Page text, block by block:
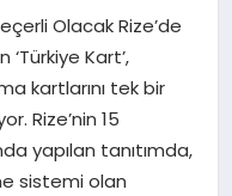
Olacak Rize’de
Kart’,
kartlarını tek bir
Rize’nin 15
yapılan tanıtımda,
sistemi olan